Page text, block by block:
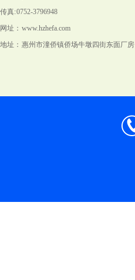
传真: 0752-3796948
网址： www.hzhefa.com
地址： 惠州市潼侨镇侨场牛墩四街东面厂房